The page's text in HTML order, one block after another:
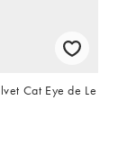
Cat Eye de Le